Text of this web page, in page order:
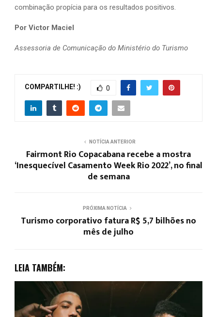
combinação propícia para os resultados positivos.
Por Victor Maciel
Assessoria de Comunicação do Ministério do Turismo
COMPARTILHE! :) 0
NOTÍCIA ANTERIOR
Fairmont Rio Copacabana recebe a mostra
‘Inesquecível Casamento Week Rio 2022’, no final
de semana
PRÓXIMA NOTÍCIA
Turismo corporativo fatura R$ 5,7 bilhões no
mês de julho
LEIA TAMBÉM: